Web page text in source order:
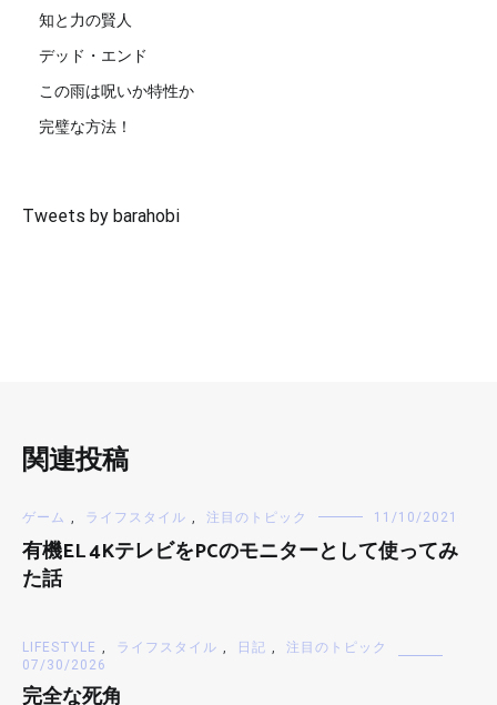
知と力の賢人
デッド・エンド
この雨は呪いか特性か
完璧な方法！
Tweets by barahobi
関連投稿
ゲーム , ライフスタイル , 注目のトピック 11/10/2021
有機EL 4KテレビをPCのモニターとして使ってみ
た話
LIFESTYLE , ライフスタイル , 日記 ,
注目のトピック
07/30/2026
完全な死角